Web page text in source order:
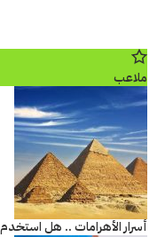
ملاعب
أسرار الأهرامات .. هل استخدم